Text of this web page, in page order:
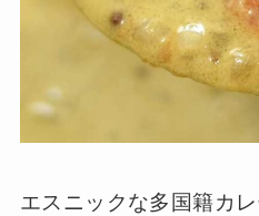
エスニックな多国籍カ